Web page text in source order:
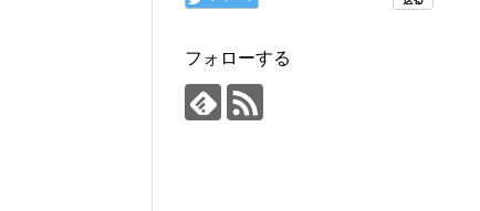
フォローする